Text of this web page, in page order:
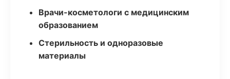
Врачи-косметологи с медицинским
образованием
Стерильность и одноразовые
материалы